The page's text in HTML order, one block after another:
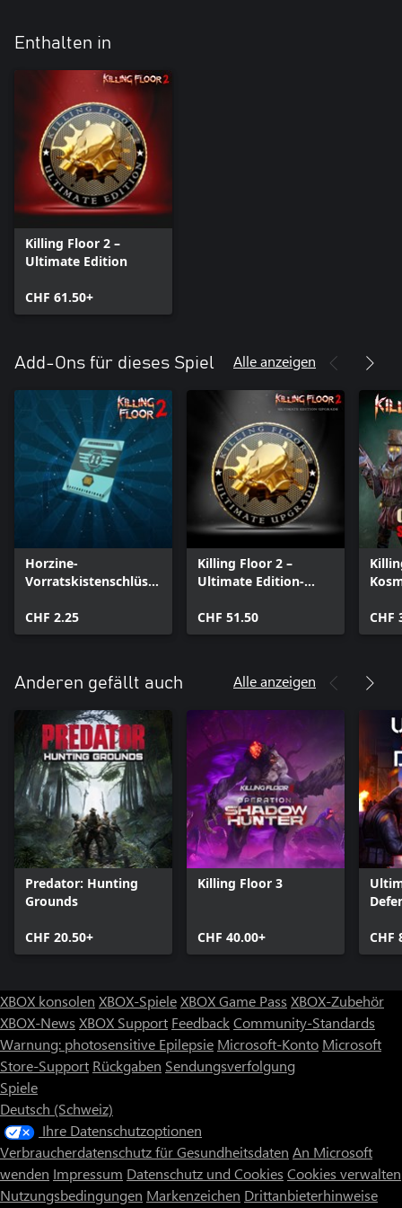
Enthalten in
Killing Floor 2 –
Ultimate Edition
CHF 61.50+
Add-Ons für dieses Spiel Alle anzeigen
Horzine-
Vorratskistenschlüsse
CHF 2.25
Killing Floor 2 –
Ultimate Edition-
CHF 51.50
CHF
Anderen gefällt auch Alle anzeigen
Predator: Hunting
Grounds
CHF 20.50+
Killing Floor 3
CHF 40.00+ CHF
XBOX konsolen XBOX-SpieleXBOX Game Pass XBOX-Zubehör
XBOX-News XBOX Support FeedbackCommunity-Standards
Warnung: photosensitive Epilepsie Microsoft-Konto Microsoft
Store-Support Rückgaben Sendungsverfolgung
Spiele
Deutsch (Schweiz)
Ihre Datenschutzoptionen
Verbraucherdatenschutz für Gesundheitsdaten An Microsoft
wenden Impressum Datenschutz und Cookies Cookies verwalten
Nutzungsbedingungen Markenzeichen Drittanbieterhinweise